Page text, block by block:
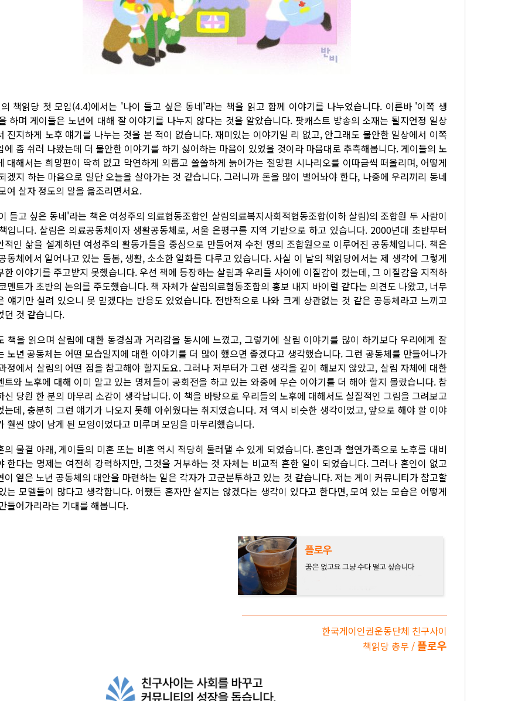
책읽당 첫 모임(4.4)에서는 '나이 들고 싶은 동네'라는 책을 읽고 함께 이야기를 나누었습니다. 이른바 '이쪽 생
하며 게이들은 노년에 대해 잘 이야기를 나누지 않다는 것을 알았습니다. 팟캐스트 방송의 소재는 될지언정 일상
진지하게 노후 얘기를 나누는 것을 본 적이 없습니다. 재미있는 이야기일 리 없고, 안그래도 불안한 일상에서 이쪽
에 좀 쉬러 나왔는데 더 불안한 이야기를 하기 싫어하는 마음이 있었을 것이라 마음대로 추측해봅니다. 게이들의 노
대해서는 희망편이 딱히 없고 막연하게 외롭고 쓸쓸하게 늙어가는 절망편 시나리오를 이따금씩 떠올리며, 어떻게
겠지 하는 마음으로 일단 오늘을 살아가는 것 같습니다. 그러니까 돈을 많이 벌어놔야 한다, 나중에 우리끼리 동네
여 살자 정도의 말을 읊조리면서요.
들고 싶은 동네'라는 책은 여성주의 의료협동조합인 살림의료복지사회적협동조합(이하 살림)의 조합원 두 사람이
입니다. 살림은 의료공동체이자 생활공동체로, 서울 은평구를 지역 기반으로 하고 있습니다. 2000년대 초반부터
적인 삶을 설계하던 여성주의 활동가들을 중심으로 만들어져 수천 명의 조합원으로 이루어진 공동체입니다. 책은
동체에서 일어나고 있는 돌봄, 생활, 소소한 일화를 다루고 있습니다. 사실 이 날의 책읽당에서는 제 생각에 그렇게
한 이야기를 주고받지 못했습니다. 우선 책에 등장하는 살림과 우리들 사이에 이질감이 컸는데, 그 이질감을 지적하
멘트가 초반의 논의를 주도했습니다. 책 자체가 살림의료협동조합의 홍보 내지 바이럴 같다는 의견도 나왔고, 너무
얘기만 실려 있으니 못 믿겠다는 반응도 있었습니다. 전반적으로 나와 크게 상관없는 것 같은 공동체라고 느끼고
던 것 같습니다.
책을 읽으며 살림에 대한 동경심과 거리감을 동시에 느꼈고, 그렇기에 살림 이야기를 많이 하기보다 우리에게 잘
노년 공동체는 어떤 모습일지에 대한 이야기를 더 많이 했으면 좋겠다고 생각했습니다. 그런 공동체를 만들어나가
정에서 살림의 어떤 점을 참고해야 할지도요. 그러나 저부터가 그런 생각을 깊이 해보지 않았고, 살림 자체에 대한
트와 노후에 대해 이미 알고 있는 명제들이 공회전을 하고 있는 와중에 무슨 이야기를 더 해야 할지 몰랐습니다. 참
신 당원 한 분의 마무리 소감이 생각납니다. 이 책을 바탕으로 우리들의 노후에 대해서도 실질적인 그림을 그려보고
는데, 충분히 그런 얘기가 나오지 못해 아쉬웠다는 취지였습니다. 저 역시 비슷한 생각이었고, 앞으로 해야 할 이야
훨씬 많이 남게 된 모임이었다고 미루며 모임을 마무리했습니다.
의 물결 아래, 게이들의 미혼 또는 비혼 역시 적당히 둘러댈 수 있게 되었습니다. 혼인과 혈연가족으로 노후를 대비
한다는 명제는 여전히 강력하지만, 그것을 거부하는 것 자체는 비교적 흔한 일이 되었습니다. 그러나 혼인이 없고
이 옅은 노년 공동체의 대안을 마련하는 일은 각자가 고군분투하고 있는 것 같습니다. 저는 게이 커뮤니티가 참고할
는 모델들이 많다고 생각합니다. 어쨌든 혼자만 살지는 않겠다는 생각이 있다고 한다면, 모여 있는 모습은 어떻게
들어가리라는 기대를 해봅니다.
한국게이인권운동단체 친구사이
책읽당 총무 / 플로우